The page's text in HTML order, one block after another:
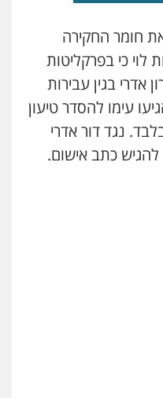
חומר החקירה
כי בפרקליטות
אדרי בגין עבירות
עימו להסדר טיעון
מאסר בלבד. נגד דור אדרי
כתב אישום.